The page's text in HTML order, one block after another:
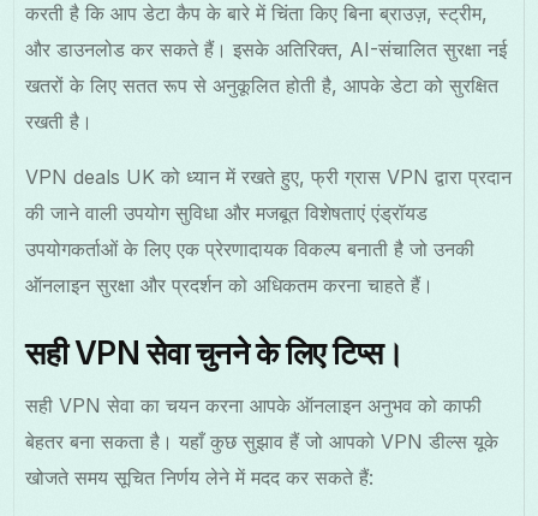
करती है कि आप डेटा कैप के बारे में चिंता किए बिना ब्राउज़, स्ट्रीम,
और डाउनलोड कर सकते हैं। इसके अतिरिक्त, AI-संचालित सुरक्षा नई
खतरों के लिए सतत रूप से अनुकूलित होती है, आपके डेटा को सुरक्षित
रखती है।
VPN deals UK को ध्यान में रखते हुए, फ्री ग्रास VPN द्वारा प्रदान
की जाने वाली उपयोग सुविधा और मजबूत विशेषताएं एंड्रॉयड
उपयोगकर्ताओं के लिए एक प्रेरणादायक विकल्प बनाती है जो उनकी
ऑनलाइन सुरक्षा और प्रदर्शन को अधिकतम करना चाहते हैं।
सही VPN सेवा चुनने के लिए टिप्स।
सही VPN सेवा का चयन करना आपके ऑनलाइन अनुभव को काफी
बेहतर बना सकता है। यहाँ कुछ सुझाव हैं जो आपको VPN डील्स यूके
खोजते समय सूचित निर्णय लेने में मदद कर सकते हैं: